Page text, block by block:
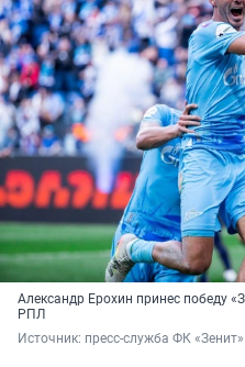
Александр Ерохин принес победу
РПЛ
Источник: пресс-служба ФК «Зенит»